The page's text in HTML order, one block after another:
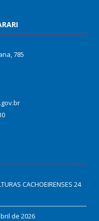
785
CACHOEIRENSES 24
de 2026